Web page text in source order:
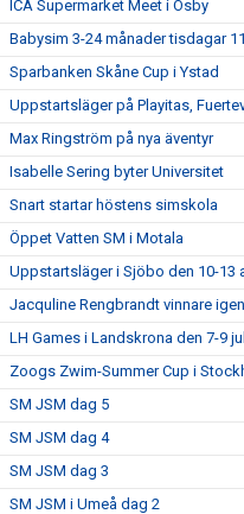
ICA Supermarket Meet i Osby
Babysim 3-24 månader tisdagar
Sparbanken Skåne Cup i Ystad
Uppstartsläger på Playitas,
Max Ringström på nya äventyr
Isabelle Sering byter Universitet
Snart startar höstens simskola
Öppet Vatten SM i Motala
Uppstartsläger i Sjöbo den 10-13
Jacquline Rengbrandt vinnare
LH Games i Landskrona den 7-9
Zoogs Zwim-Summer Cup i
SM JSM dag 5
SM JSM dag 4
SM JSM dag 3
SM JSM i Umeå dag 2